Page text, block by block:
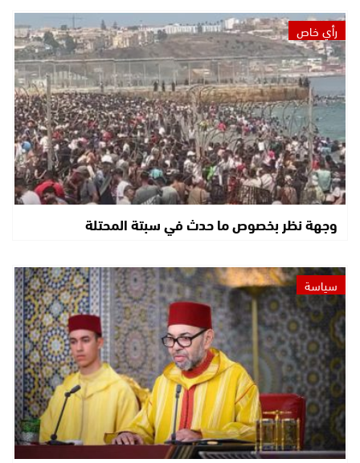
رأي خاص
وجهة نظر بخصوص ما حدث في سبتة المحتلة
سياسة